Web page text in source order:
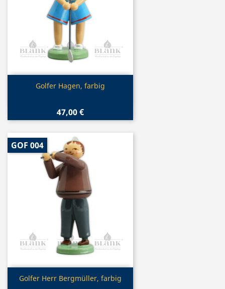
 Vorschau
Golfer Hagen, farbig
47,00 €
 Vorschau
Golfer Herr Bergmüller, farbig
GOF 004